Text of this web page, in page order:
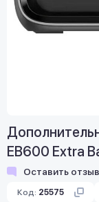
EB600 Extra
Оставить отзыв
Код: 25575